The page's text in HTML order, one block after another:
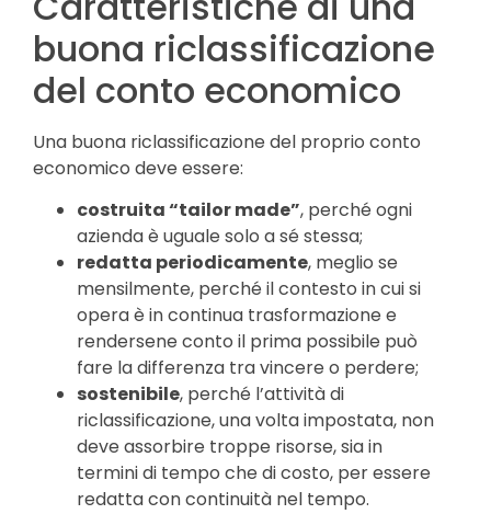
buona riclassificazione
del conto economico
Una buona riclassificazione del proprio conto
economico deve essere:
costruita “tailor made”, perché ogni
azienda è uguale solo a sé stessa;
redatta periodicamente, meglio se
mensilmente, perché il contesto in cui si
opera è in continua trasformazione e
rendersene conto il prima possibile può
fare la differenza tra vincere o perdere;
sostenibile, perché l’attività di
riclassificazione, una volta impostata, non
deve assorbire troppe risorse, sia in
termini di tempo che di costo, per essere
redatta con continuità nel tempo.